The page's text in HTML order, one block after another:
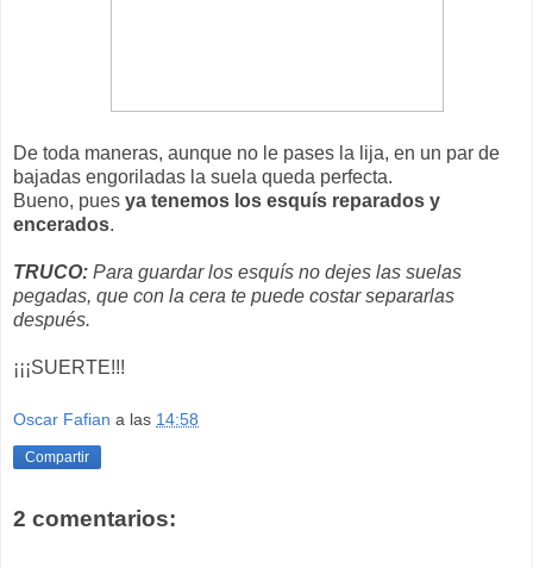
De toda maneras, aunque no le pases la lija, en un par de
bajadas engoriladas la suela queda perfecta.
Bueno, pues ya tenemos los esquís reparados y
encerados.
TRUCO: Para guardar los esquís no dejes las suelas
pegadas, que con la cera te puede costar separarlas
después.
¡¡¡SUERTE!!!
Oscar Fafian a las 14:58
Compartir
2 comentarios: